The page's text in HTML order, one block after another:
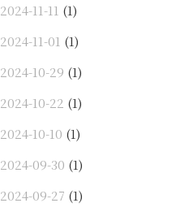
2024-11-11 (1)
2024-11-01 (1)
2024-10-29 (1)
2024-10-22 (1)
2024-10-10 (1)
2024-09-30 (1)
2024-09-27 (1)